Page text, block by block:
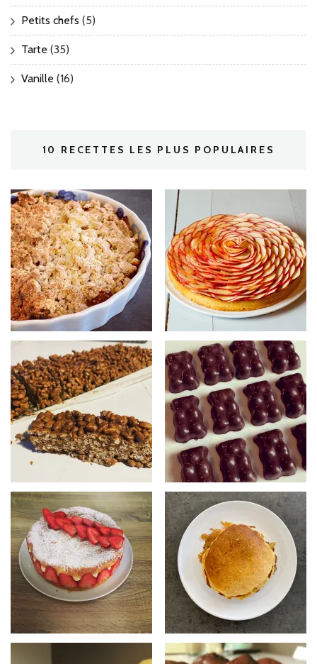
Petits chefs (5)
Tarte (35)
Vanille (16)
10 RECETTES LES PLUS POPULAIRES